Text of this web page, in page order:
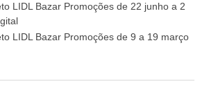
LIDL Bazar Promoções de 22 junho a 2
LIDL Bazar Promoções de 9 a 19 março